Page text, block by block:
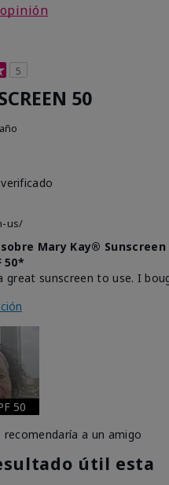
5
50
us/
Mary Kay® Sunscreen
50*
great sunscreen to use. I
50
recomendaría a un amigo
útil esta